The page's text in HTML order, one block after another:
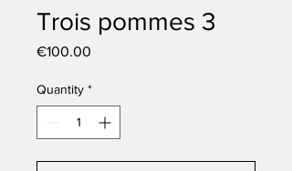
Trois pommes 3
€100.00
Quantity *